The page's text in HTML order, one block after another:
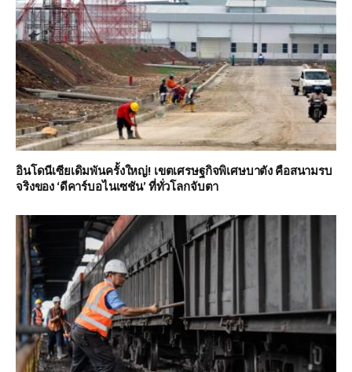
อินโดนีเซียเดิมพันครั้งใหญ่! เขตเศรษฐกิจพิเศษบาตัง คือสนามรบ
จริงของ ‘ดีคาร์บอไนเซชัน’ ที่ทั่วโลกจับตา